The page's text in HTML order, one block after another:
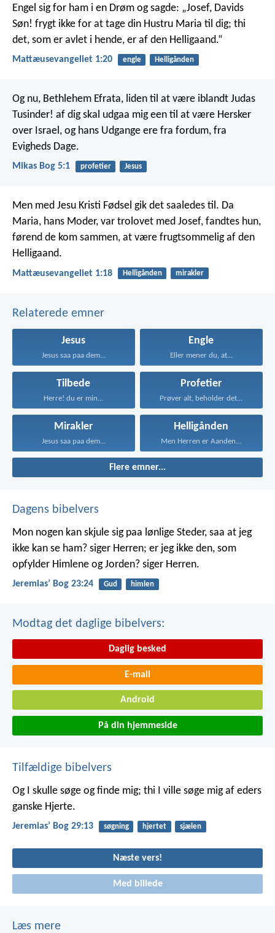
Engel sig for ham i en Drøm og sagde: „Josef, Davids
Søn! frygt ikke for at tage din Hustru Maria til dig; thi
det, som er avlet i hende, er af den Helligaand.“
Mattæusevangeliet 1:20 engle Helligånden
Og nu, Bethlehem Efrata, liden til at være iblandt Judas
Tusinder! af dig skal udgaa mig een til at være Hersker
over Israel, og hans Udgange ere fra fordum, fra
Evigheds Dage.
Mikas Bog 5:1 profetier Jesus
Men med Jesu Kristi Fødsel gik det saaledes til. Da
Maria, hans Moder, var trolovet med Josef, fandtes hun,
førend de kom sammen, at være frugtsommelig af den
Helligaand.
Mattæusevangeliet 1:18 Helligånden mirakler
Relaterede emner
Jesus
Jesus saa paa dem...
Engle
Eller mener du, at...
Tilbede
Herre! du er min...
Profetier
Prøver alt, beholder det...
Mirakler
Jesus saa paa dem...
Helligånden
Men Herren er Aanden...
Flere emner...
Dagens bibelvers
Mon nogen kan skjule sig paa lønlige Steder, saa at jeg
ikke kan se ham? siger Herren; er jeg ikke den, som
opfylder Himlene og Jorden? siger Herren.
Jeremiasʼ Bog 23:24 Gud himlen
Modtag det daglige bibelvers:
Daglig besked
E-mail
Android
På din hjemmeside
Tilfældige bibelvers
Og I skulle søge og finde mig; thi I ville søge mig af eders
ganske Hjerte.
Jeremiasʼ Bog 29:13 søgning hjertet sjælen
Næste vers!
Med billede
Læs mere